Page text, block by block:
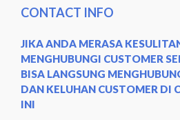
CONTACT INFO
JIKA ANDA MERASA
MENGHUBUNGI CUSTOMER
BISA LANGSUNG
DAN KELUHAN CUSTOMER DI
INI